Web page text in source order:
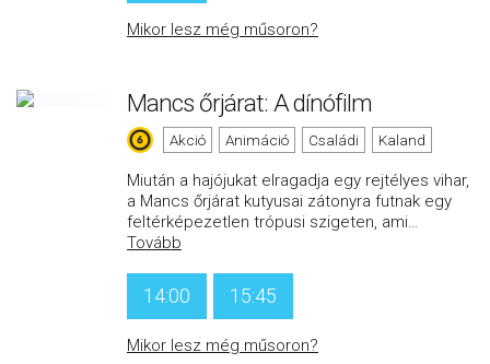
Mikor lesz még műsoron?
Mancs őrjárat: A dínófilm
Akció Animáció Családi Kaland
Miután a hajójukat elragadja egy rejtélyes vihar,
a Mancs őrjárat kutyusai zátonyra futnak egy
feltérképezetlen trópusi szigeten, ami…
Tovább
14:00 15:45
Mikor lesz még műsoron?